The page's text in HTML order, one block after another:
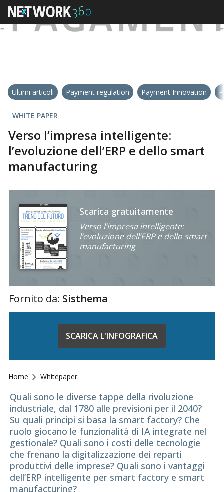
Ultimi articoli Payment regulation Payment Innovation
WHITE PAPER
Verso l’impresa intelligente:
l’evoluzione dell’ERP e dello smart
manufacturing
Scarica gratuitamente
Verso l’impresa intelligente:
l’evoluzione dell’ERP e dello smart
manufacturing
Fornito da: Sisthema
SCARICA L'INFOGRAFICA
Home Whitepaper
Quali sono le diverse tappe della rivoluzione
industriale, dal 1780 alle previsioni per il 2040?
Su quali principi si basa la smart factory? Che
ruolo giocano le funzionalità di IA integrate nel
gestionale? Quali sono i costi delle tecnologie
che frenano la digitalizzazione dei reparti
produttivi delle imprese? Quali sono i vantaggi
dell’ERP intelligente per smart factory e smart
manufacturing?